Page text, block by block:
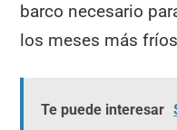
barco necesario
los meses más
Te puede interesar